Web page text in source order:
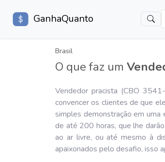
GanhaQuanto
Brasil
O que faz um
Vendedor pracista (CBO
convencer os clientes de que
simples demonstração em uma
de até 200 horas, que lhe
ao ar livre, ou até mesmo à
apaixonados pelo desafio, isso